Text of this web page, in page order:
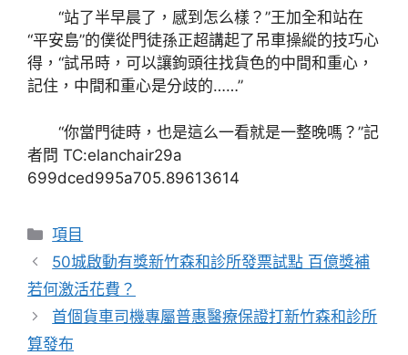
“站了半早晨了，感到怎么樣？”王加全和站在
“平安島”的僕從門徒孫正超講起了吊車操縱的技巧心
得，“試吊時，可以讓鉤頭往找貨色的中間和重心，
記住，中間和重心是分歧的……”
“你當門徒時，也是這么一看就是一整晚嗎？”記
者問 TC:elanchair29a
699dced995a705.89613614
分
類
項目
50城啟動有獎新竹森和診所發票試點 百億獎補
若何激活花費？
首個貨車司機專屬普惠醫療保證打新竹森和診所
算發布